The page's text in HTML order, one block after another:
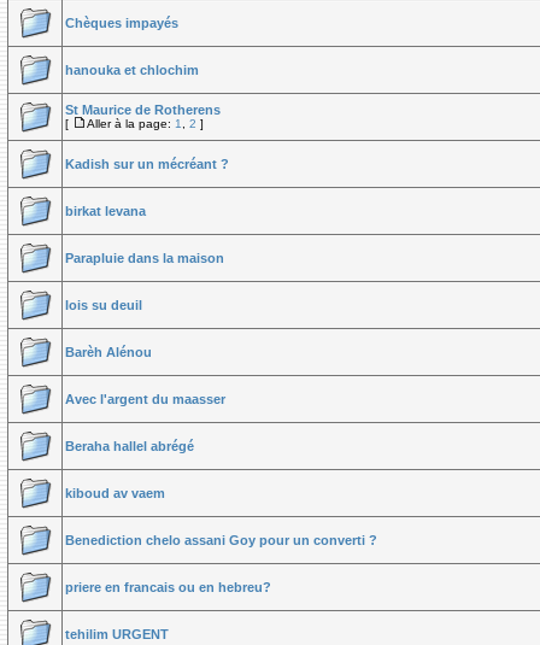
Chèques impayés
hanouka et chlochim
St Maurice de Rotherens
[ Aller à la page: 1 2 ]
Kadish sur un mécréant ?
birkat levana
Parapluie dans la maison
lois su deuil
Barèh Alénou
Avec l'argent du maasser
Beraha hallel abrégé
kiboud av vaem
Benediction chelo assani Goy pour un converti ?
priere en francais ou en hebreu?
tehilim URGENT